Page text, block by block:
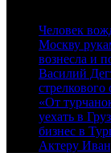
Человек
Москву
вознесла и
Василий
«От
уехать в
бизнес в
Актеру